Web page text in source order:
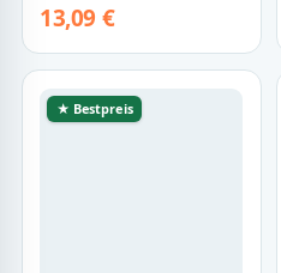
schwarz
13,09 €
★ Bestpreis